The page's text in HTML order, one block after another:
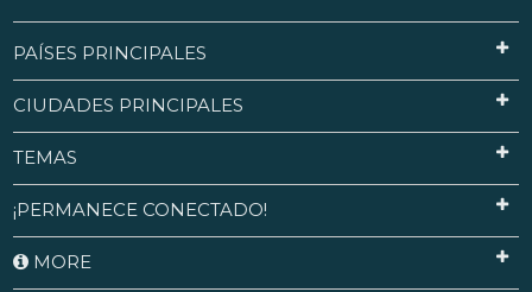
PAÍSES PRINCIPALES
CIUDADES PRINCIPALES
TEMAS
¡PERMANECE CONECTADO!
MORE